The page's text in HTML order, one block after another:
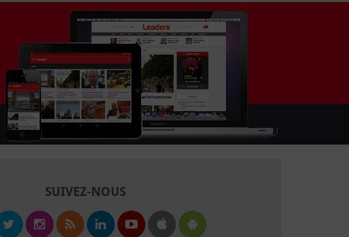
SUIVEZ-NOUS